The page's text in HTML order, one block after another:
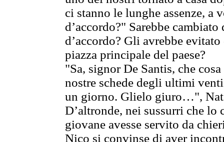
ci stanno le lunghe assenze, a
d’accordo?" Sarebbe
d’accordo? Gli avrebbe
piazza principale del paese?
"Sa, signor De Santis, che
nostre schede degli ultimi
un giorno. Glielo giuro…",
D’altronde, nei sussurri che lo
giovane avesse servito da
Nico si convinse di aver